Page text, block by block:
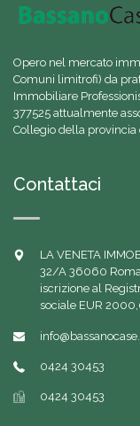
Opero nel mercato
Comuni limitrofi) da
Immobiliare
377525 attualmente
Collegio della provincia
Contattaci
LA VENETA
32/A 36060
iscrizione al
sociale EUR
0424 30453
0424 30453